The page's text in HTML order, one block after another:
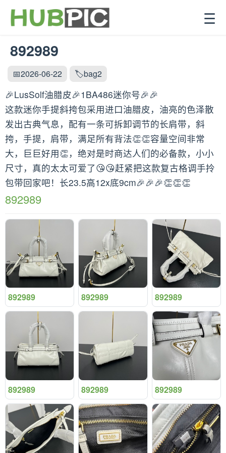
☰
892989
📅2026-06-22 🏷️bag2
🎉LusSolf油腊皮🎉1BA486迷你号🎉🎉
这款迷你手提斜挎包采用进口油腊皮，油亮的色泽散
发出古典气息，配有一条可拆卸调节的长肩带，斜
挎，手提，肩带，满足所有背法👏👏容量空间非常
大，巨巨好用👏，绝对是时商达人们的必备款，小小
尺寸，真的太太可爱了😘😘赶紧把这款复古格调手拎
包带回家吧！长23.5高12x底9cm🎉🎉🎉👏👏👏
892989
892989 892989 892989
892989 892989 892989